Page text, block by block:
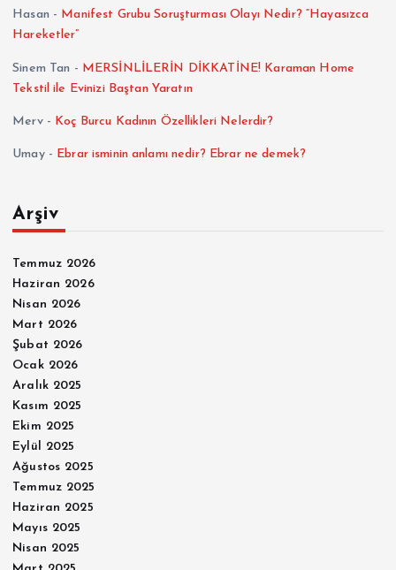
Hasan - Manifest Grubu Soruşturması Olayı Nedir? “Hayasızca
Hareketler”
Sinem Tan - MERSİNLİLERİN DİKKATİNE! Karaman Home
Tekstil ile Evinizi Baştan Yaratın
Merv- Koç Burcu Kadının Özellikleri Nelerdir?
Umay- Ebrar isminin anlamı nedir? Ebrar ne demek?
Arşiv
Temmuz 2026
Haziran 2026
Nisan 2026
Mart 2026
Şubat 2026
Ocak 2026
Aralık 2025
Kasım 2025
Ekim 2025
Eylül 2025
Ağustos 2025
Temmuz 2025
Haziran 2025
Mayıs 2025
Nisan 2025